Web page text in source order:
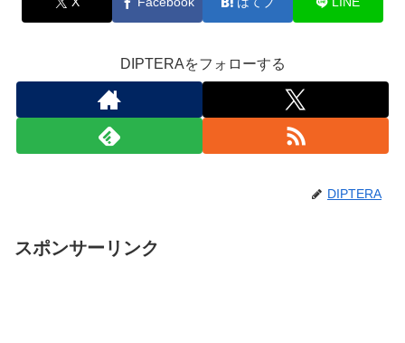
DIPTERAをフォローする
DIPTERA
スポンサーリンク